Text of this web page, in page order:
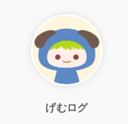
げむログ